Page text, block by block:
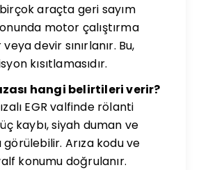
araçta geri sayım
motor çalıştırma
devir sınırlanır. Bu,
kısıtlamasıdır.
hangi belirtileri verir?
EGR valfinde rölanti
kaybı, siyah duman ve
görülebilir. Arıza kodu ve
konumu doğrulanır.